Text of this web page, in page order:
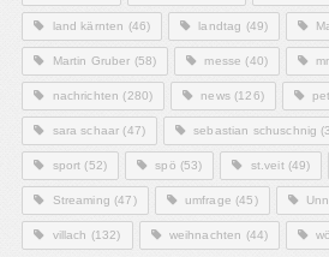
land kärnten (46) landtag (49)
Martin Gruber (58) messe (40)
nachrichten (280) news(126)
sara schaar (47) sebastian schuschnig
sport (52) spö (53) st.veit(49)
Streaming (47) umfrage (45)
villach (132) weihnachten (44)